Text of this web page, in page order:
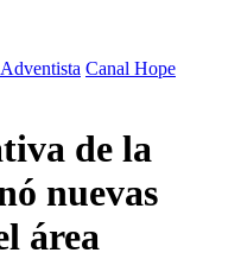
Canal Hope
de la
nuevas
área